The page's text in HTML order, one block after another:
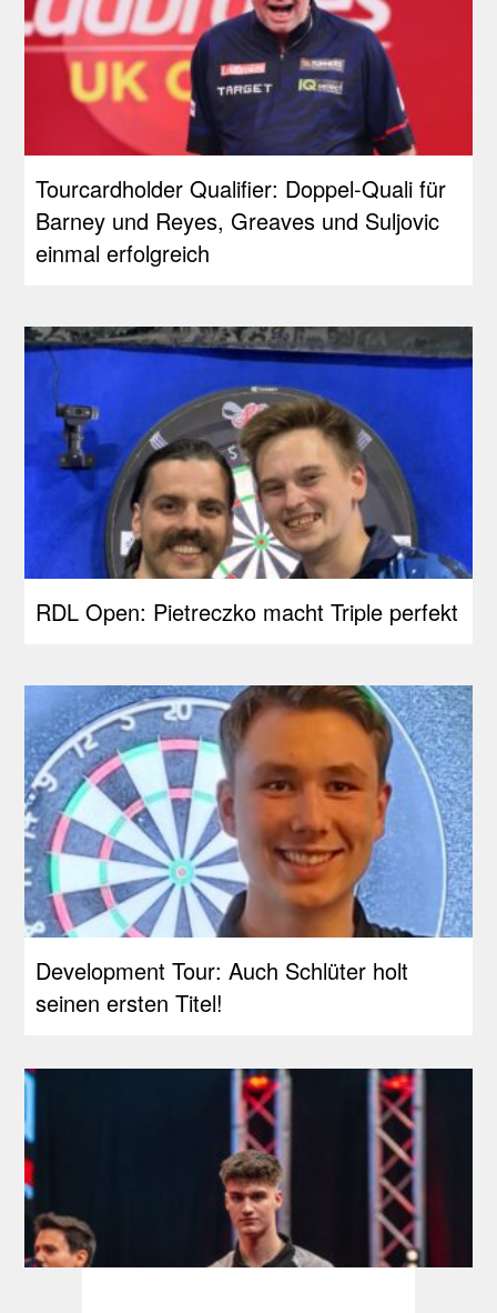
Tourcardholder Qualifier: Doppel-Quali für
Barney und Reyes, Greaves und Suljovic
einmal erfolgreich
RDL Open: Pietreczko macht Triple perfekt
Development Tour: Auch Schlüter holt
seinen ersten Titel!